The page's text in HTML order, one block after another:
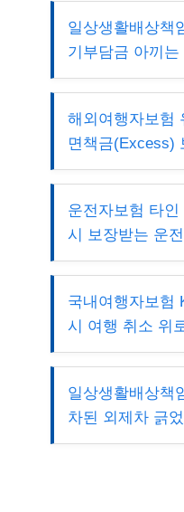
일상생활배상책
기부담금 아끼
해외여행자보험
면책금(Excess)
운전자보험 타
시 보장받는 운
국내여행자보험
시 여행 취소 위
일상생활배상책
차된 외제차 긁